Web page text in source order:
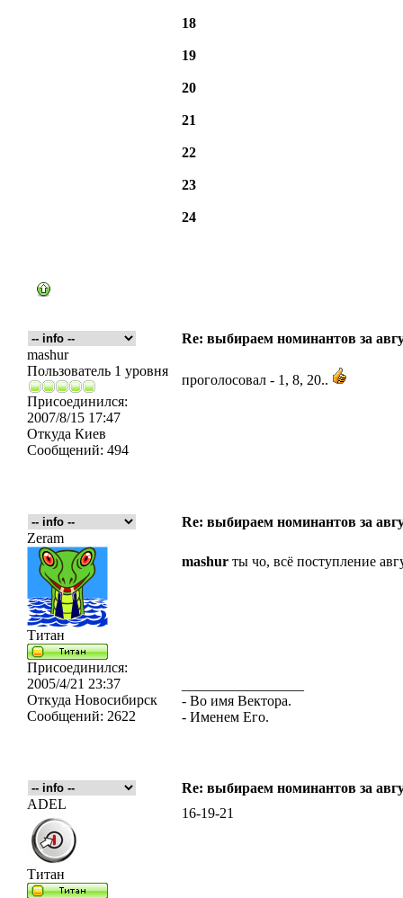
18
19
20
21
22
23
24
Re: выбираем номинантов за
mashur
Пользователь 1 уровня
Присоединился:
2007/8/15 17:47
Откуда Киев
Сообщений: 494
проголосовал - 1, 8, 20..
Re: выбираем номинантов за
Zeram
Титан
Присоединился:
2005/4/21 23:37
Откуда Новосибирск
Сообщений: 2622
mashur ты чо, всё поступление
- Во имя Вектора.
- Именем Его.
Re: выбираем номинантов за
ADEL
Титан
16-19-21